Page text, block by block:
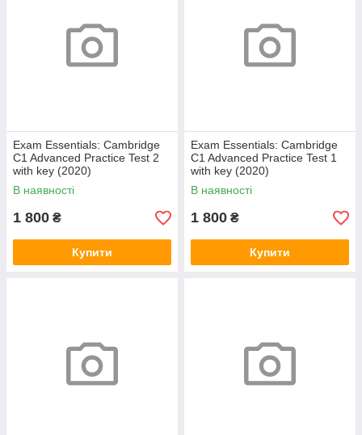
Exam Essentials: Cambridge
C1 Advanced Practice Test 2
with key (2020)
В наявності
1 800 ₴
Купити
Exam Essentials: Cambridge
C1 Advanced Practice Test 1
with key (2020)
В наявності
1 800 ₴
Купити